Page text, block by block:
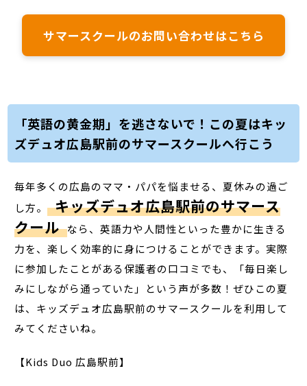
サマースクールのお問い合わせはこちら
「英語の黄金期」を逃さないで！この夏はキッ
ズデュオ広島駅前のサマースクールへ行こう
毎年多くの広島のママ・パパを悩ませる、夏休みの過ご
し方。 キッズデュオ広島駅前のサマース
クール なら、英語力や人間性といった豊かに生きる
力を、楽しく効率的に身につけることができます。実際
に参加したことがある保護者の口コミでも、「毎日楽し
みにしながら通っていた」という声が多数！ぜひこの夏
は、キッズデュオ広島駅前のサマースクールを利用して
みてくださいね。
【Kids Duo 広島駅前】